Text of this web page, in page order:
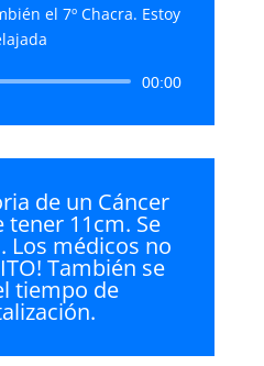
el 7º Chacra. Estoy
Reproductor
audio
00:00
de un Cáncer
tener 11cm. Se
Los médicos no
También se
tiempo de